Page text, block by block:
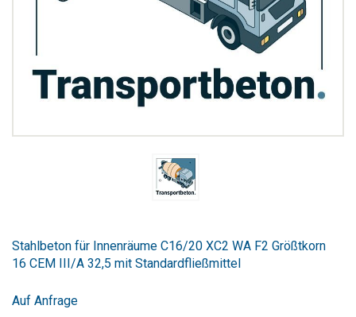
der
Bildergalerie
Stahlbeton für Innenräume C16/20 XC2 WA F2 Größtkorn
16 CEM III/A 32,5 mit Standardfließmittel
Auf Anfrage